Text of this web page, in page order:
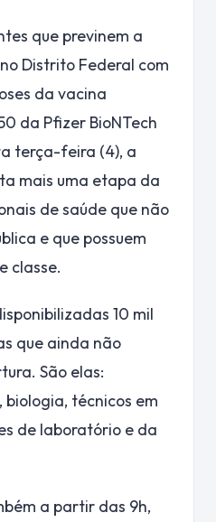
que previnem a
Distrito Federal com
da vacina
da Pfizer BioNTech
terça-feira (4), a
mais uma etapa da
de saúde que não
e que possuem
classe.
10 mil
que ainda não
São elas:
técnicos em
de laboratório e da
a partir das 9h,